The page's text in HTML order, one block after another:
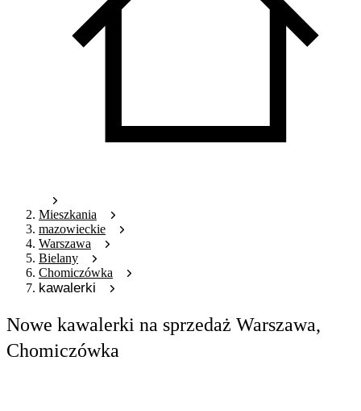
Mieszkania
mazowieckie
Warszawa
Bielany
Chomiczówka
kawalerki
Nowe kawalerki na sprzedaż Warszawa,
Chomiczówka